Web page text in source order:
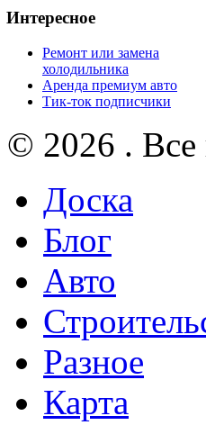
Интересное
Ремонт или замена
холодильника
Аренда премиум авто
Тик-ток подписчики
© 2026 .
Доска
Блог
Авто
Разное
Карта